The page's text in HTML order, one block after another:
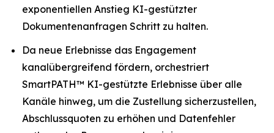
exponentiellen Anstieg KI-gestützter
Dokumentenanfragen Schritt zu halten.
Da neue Erlebnisse das Engagement
kanalübergreifend fördern, orchestriert
SmartPATH™ KI-gestützte Erlebnisse über alle
Kanäle hinweg, um die Zustellung sicherzustellen,
Abschlussquoten zu erhöhen und Datenfehler